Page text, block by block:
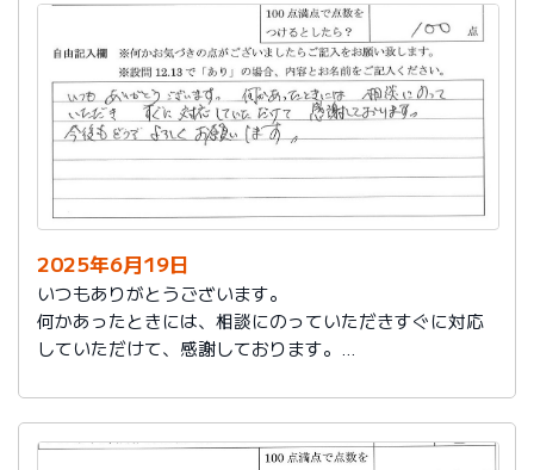
2025年6月19日
いつもありがとうございます。
何かあったときには、相談にのっていただきすぐに対応
していただけて、感謝しております。